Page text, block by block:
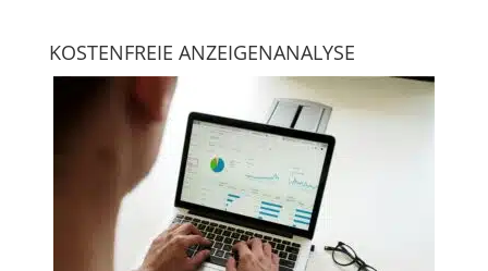
KOSTENFREIE ANZEIGENANALYSE